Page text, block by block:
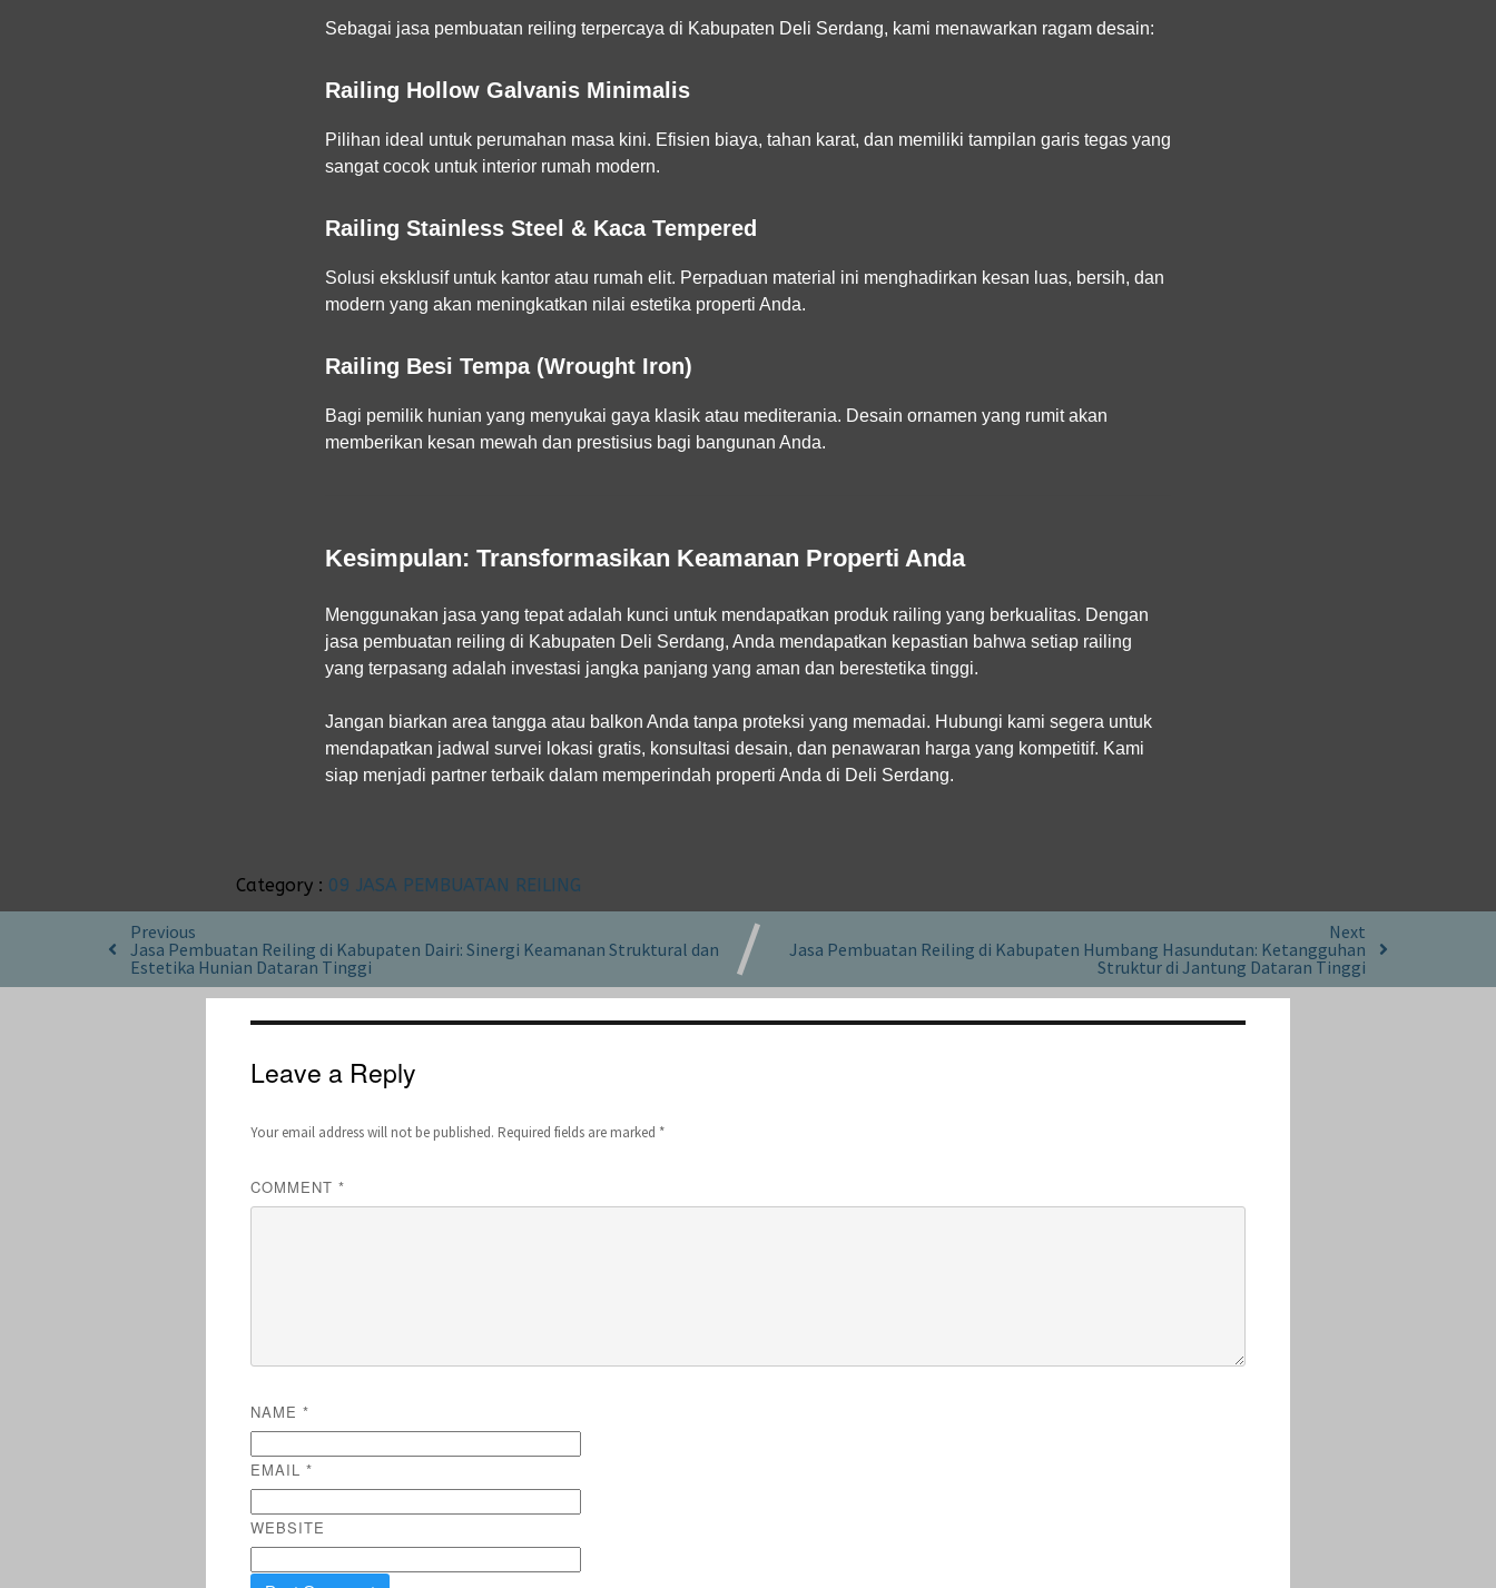
Sebagai jasa pembuatan reiling terpercaya di Kabupaten Deli Serdang, kami menawarkan ragam desain:
Railing Hollow Galvanis Minimalis
Pilihan ideal untuk perumahan masa kini. Efisien biaya, tahan karat, dan memiliki tampilan garis tegas yang
sangat cocok untuk interior rumah modern.
Railing Stainless Steel & Kaca Tempered
Solusi eksklusif untuk kantor atau rumah elit. Perpaduan material ini menghadirkan kesan luas, bersih, dan
modern yang akan meningkatkan nilai estetika properti Anda.
Railing Besi Tempa (Wrought Iron)
Bagi pemilik hunian yang menyukai gaya klasik atau mediterania. Desain ornamen yang rumit akan
memberikan kesan mewah dan prestisius bagi bangunan Anda.
Kesimpulan: Transformasikan Keamanan Properti Anda
Menggunakan jasa yang tepat adalah kunci untuk mendapatkan produk railing yang berkualitas. Dengan
jasa pembuatan reiling di Kabupaten Deli Serdang, Anda mendapatkan kepastian bahwa setiap railing
yang terpasang adalah investasi jangka panjang yang aman dan berestetika tinggi.
Jangan biarkan area tangga atau balkon Anda tanpa proteksi yang memadai. Hubungi kami segera untuk
mendapatkan jadwal survei lokasi gratis, konsultasi desain, dan penawaran harga yang kompetitif. Kami
siap menjadi partner terbaik dalam memperindah properti Anda di Deli Serdang.
Category : 09 JASA PEMBUATAN REILING
Previous
Jasa Pembuatan Reiling di Kabupaten Dairi: Sinergi Keamanan Struktural dan
Estetika Hunian Dataran Tinggi
Next
Jasa Pembuatan Reiling di Kabupaten Humbang Hasundutan: Ketangguhan
Struktur di Jantung Dataran Tinggi
Leave a Reply
Your email address will not be published. Required fields are marked *
COMMENT*
NAME*
EMAIL*
WEBSITE